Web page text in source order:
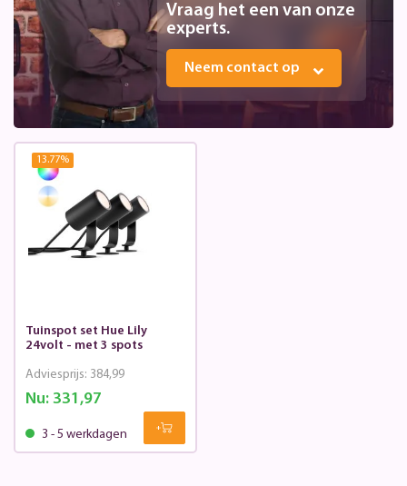
Vraag het een van onze
experts.
Neem contact op
13.77%
Tuinspot set Hue Lily
24volt - met 3 spots
Nu:331,97
Adviesprijs: 384,99
3 - 5 werkdagen